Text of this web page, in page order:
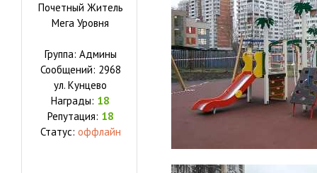
Почетный Житель
Мега Уровня
Группа: Админы
Сообщений: 2968
ул. Кунцево
Награды: 18
Репутация: 18
Статус: оффлайн